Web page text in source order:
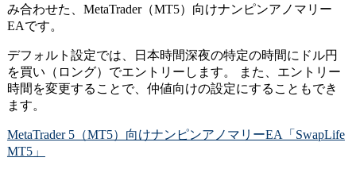
み合わせた、MetaTrader（MT5）向けナンピンアノマリー
EAです。
デフォルト設定では、日本時間深夜の特定の時間にドル円
を買い（ロング）でエントリーします。 また、エントリー
時間を変更することで、仲値向けの設定にすることもでき
ます。
MetaTrader 5（MT5）向けナンピンアノマリーEA「SwapLife
MT5」